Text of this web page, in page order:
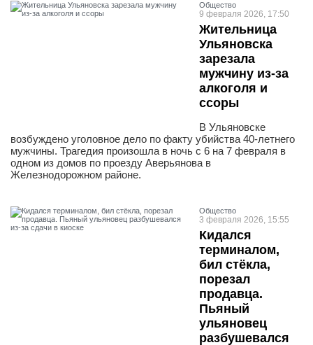
Общество
9 февраля 2026, 17:50
Жительница
Ульяновска
зарезала
мужчину из-за
алкоголя и
ссоры
В Ульяновске
возбуждено уголовное дело по факту убийства 40-летнего
мужчины. Трагедия произошла в ночь с 6 на 7 февраля в
одном из домов по проезду Аверьянова в
Железнодорожном районе.
Общество
3 февраля 2026, 15:55
Кидался
терминалом,
бил стёкла,
порезал
продавца.
Пьяный
ульяновец
разбушевался